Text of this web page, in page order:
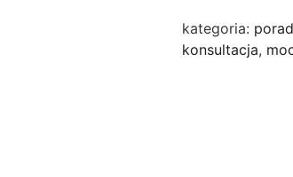
kategoria:
konsultacja,